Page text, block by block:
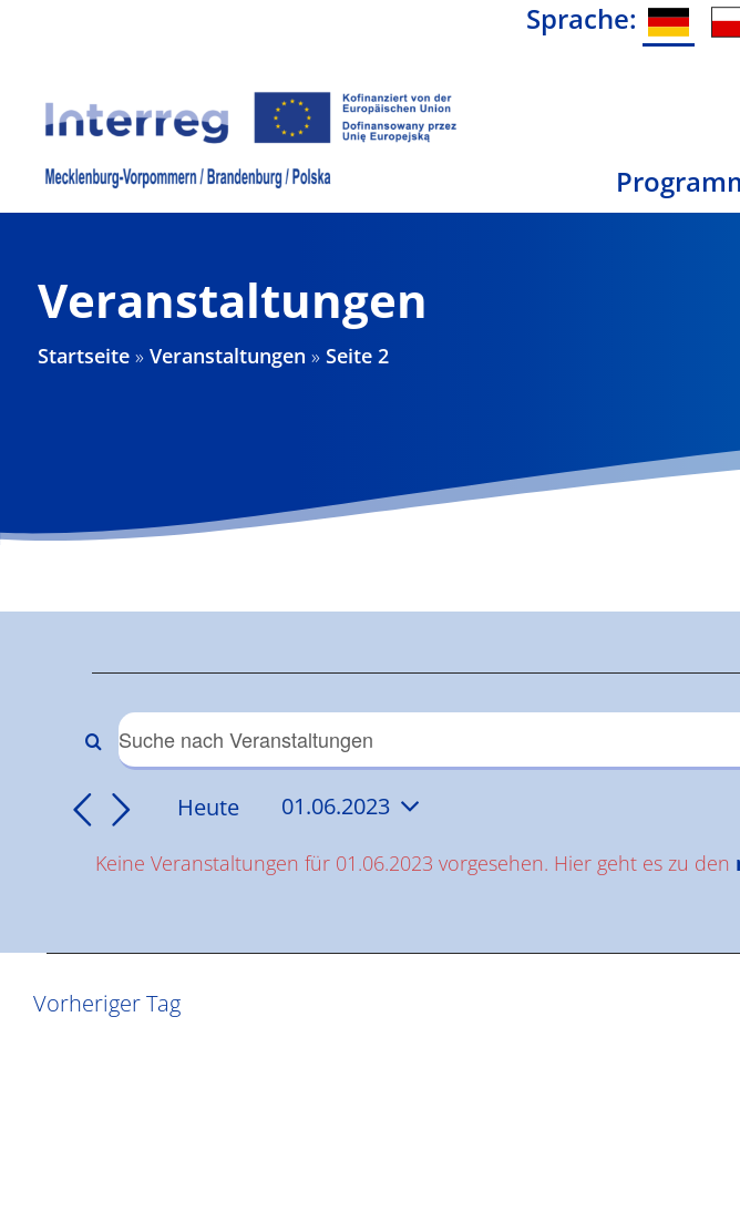
Sprache:
Veranstaltungen
Startseite »Veranstaltungen »Seite 2
Veranstaltungen
für
01.06.2023
Hinweis
Keine Veranstaltungen für 01.06.2023 vorgesehen. Hier geht es zu den
Veranstaltungen
Suche
und
Navigation
Bitte
eingeben.
nach
Heute 01.06.2023
wählen.
Vorheriger Tag